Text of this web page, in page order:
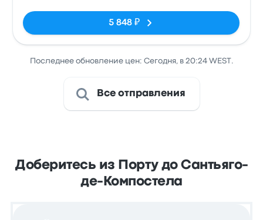
5 848 ₽
Последнее обновление цен: Сегодня, в 20:24 WEST.
Все отправления
Доберитесь из Порту до Сантьяго-
де-Компостела